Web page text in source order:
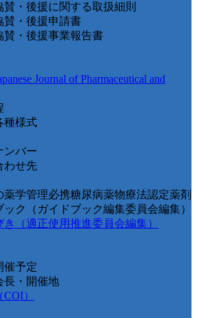
賛・後援に関する取扱細則
賛・後援申請書
賛・後援事業報告書
Journal of Pharmaceutical and
種様式
ンバー
わせ先
薬学管理必携糖尿病薬物療法認定薬剤
ック（ガイドブック編集委員会編集）
き（適正使用推進委員会編集）
催予定
長・開催地
）